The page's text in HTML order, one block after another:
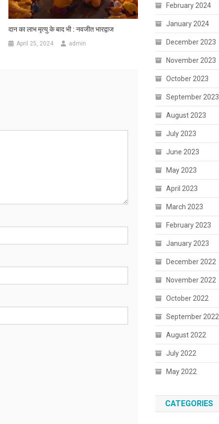
दान का लाभ मृत्यु के बाद भी : नवजीत भारद्वाज
April 25, 2024 admin
February 2024
January 2024
December 2023
November 2023
October 2023
September 2023
August 2023
July 2023
June 2023
May 2023
April 2023
March 2023
February 2023
January 2023
December 2022
November 2022
October 2022
September 2022
August 2022
July 2022
May 2022
CATEGORIES